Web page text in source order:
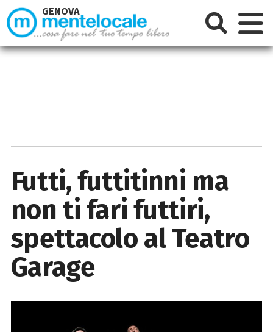
Futti, futtitinni ma
non ti fari futtiri,
spettacolo al Teatro
Garage
GENOVA